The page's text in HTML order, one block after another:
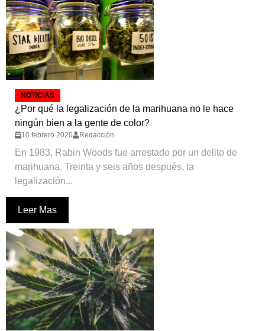
NOTICIAS
¿Por qué la legalización de la marihuana no le hace
ningún bien a la gente de color?
10 febrero 2020 Redacción
En 1983, Rabin Woods fue arrestado por un delito de
marihuana. Treinta y seis años después, la
legalización...
Leer Mas